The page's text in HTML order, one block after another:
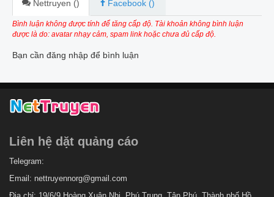
Nettruyen () Facebook ()
Bình luận không được tính để tăng cấp độ. Tài khoản không bình luận
được là do: avatar nhạy cảm, spam link hoặc chưa đủ cấp độ.
Bạn cần đăng nhập để bình luận
Liên hệ dặt quảng cáo
Telegram:
Email: nettruyennorg@gmail.com